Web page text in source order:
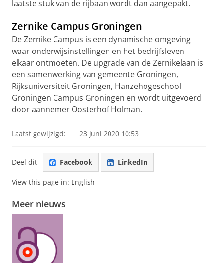
laatste stuk van de rijbaan wordt dan aangepakt.
Zernike Campus Groningen
De Zernike Campus is een dynamische omgeving
waar onderwijsinstellingen en het bedrijfsleven
elkaar ontmoeten. De upgrade van de Zernikelaan is
een samenwerking van gemeente Groningen,
Rijksuniversiteit Groningen, Hanzehogeschool
Groningen Campus Groningen en wordt uitgevoerd
door aannemer Oosterhof Holman.
Laatst gewijzigd: 23 juni 2020 10:53
Deel dit Facebook LinkedIn
View this page in: English
Meer nieuws